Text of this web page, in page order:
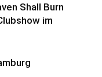
Shall Burn
im